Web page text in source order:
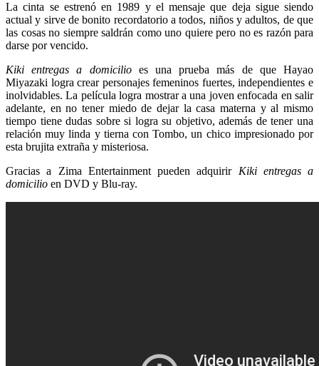
La cinta se estrenó en 1989 y el mensaje que deja sigue siendo
actual y sirve de bonito recordatorio a todos, niños y adultos, de que
las cosas no siempre saldrán como uno quiere pero no es razón para
darse por vencido.
Kiki entregas a domicilioes una prueba más de que Hayao
Miyazaki logra crear personajes femeninos fuertes, independientes e
inolvidables. La película logra mostrar a una joven enfocada en salir
adelante, en no tener miedo de dejar la casa materna y al mismo
tiempo tiene dudas sobre si logra su objetivo, además de tener una
relación muy linda y tierna con Tombo, un chico impresionado por
esta brujita extraña y misteriosa.
Gracias a Zima Entertainment pueden adquirirKiki entregas a
domicilio en DVD y Blu-ray.